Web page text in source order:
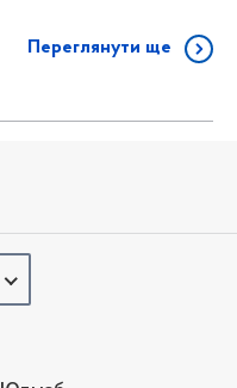
Переглянути ще